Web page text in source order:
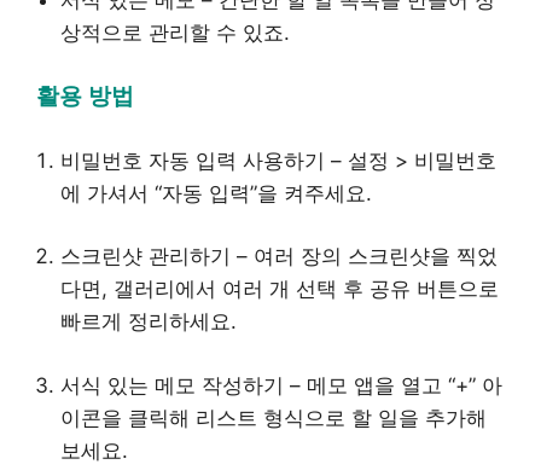
상적으로 관리할 수 있죠.
활용 방법
비밀번호 자동 입력 사용하기 – 설정 > 비밀번호
에 가셔서 “자동 입력”을 켜주세요.
스크린샷 관리하기 – 여러 장의 스크린샷을 찍었
다면, 갤러리에서 여러 개 선택 후 공유 버튼으로
빠르게 정리하세요.
서식 있는 메모 작성하기 – 메모 앱을 열고 “+” 아
이콘을 클릭해 리스트 형식으로 할 일을 추가해
보세요.